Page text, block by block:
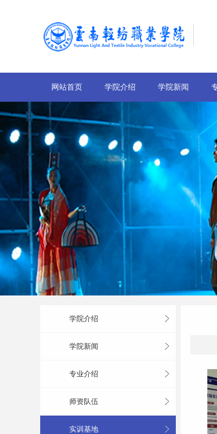
网站首页 学院介绍 学院新闻
学院介绍
学院新闻
专业介绍
师资队伍
实训基地